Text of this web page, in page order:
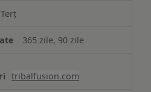
Terț
365 zile, 90 zile
tribalfusion.com